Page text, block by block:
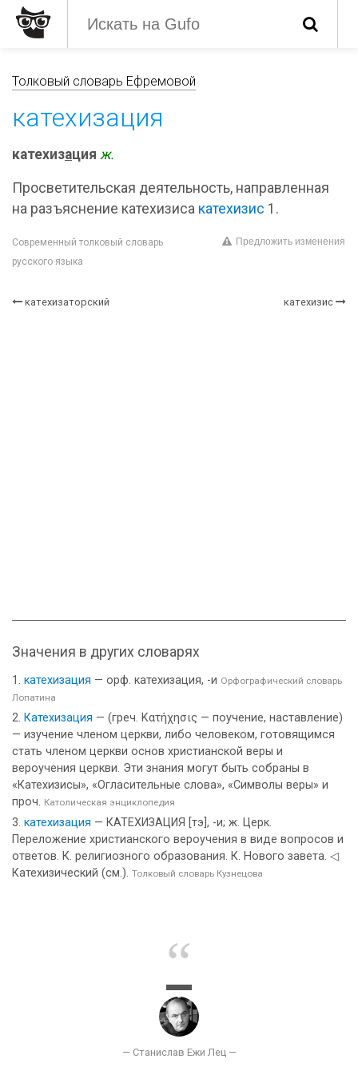
Толковый словарь Ефремовой
катехизация
катехизация ж.
Просветительская деятельность, направленная
на разъяснение катехизиса катехизис 1.
Современный толковый словарь
русского языка
Предложить изменения
катехизаторский катехизис
Значения в других словарях
катехизация — орф. катехизация, -и Орфографический словарь
Лопатина
Катехизация — (греч. Κατήχησις — поучение, наставление)
— изучение членом церкви, либо человеком, готовящимся
стать членом церкви основ христианской веры и
вероучения церкви. Эти знания могут быть собраны в
«Катехизисы», «Огласительные слова», «Символы веры» и
проч. Католическая энциклопедия
катехизация — КАТЕХИЗАЦИЯ [тэ], -и; ж. Церк.
Переложение христианского вероучения в виде вопросов и
ответов. К. религиозного образования. К. Нового завета. ◁
Катехизический (см.). Толковый словарь Кузнецова